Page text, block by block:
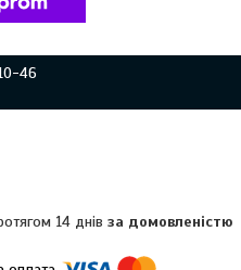
46
14 днівза домовленістю